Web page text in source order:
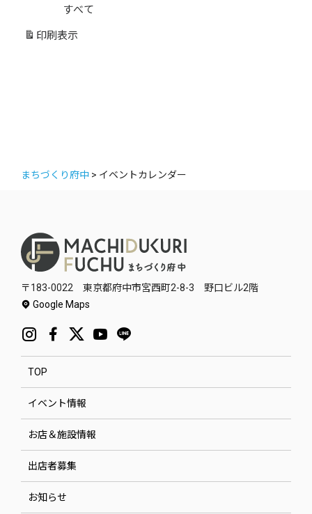
ゴ
リ
すべて
印刷 表示
まちづくり府中 > イベントカレンダー
〒183-0022 東京都府中市宮西町2-8-3 野口ビル2階
Google Maps
TOP
イベント情報
お店＆施設情報
出店者募集
お知らせ